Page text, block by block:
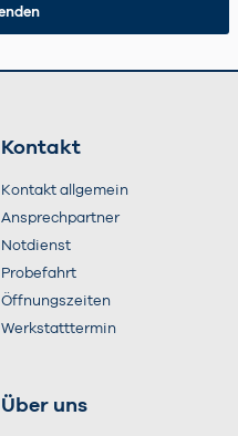
Kontakt
Kontakt allgemein
Ansprechpartner
Notdienst
Probefahrt
Öffnungszeiten
Werkstatttermin
Über uns